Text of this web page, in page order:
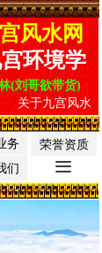
끀
们
荣誉资质
务
风水网
关于九宫风水
环境学
(刘哥欲带货)